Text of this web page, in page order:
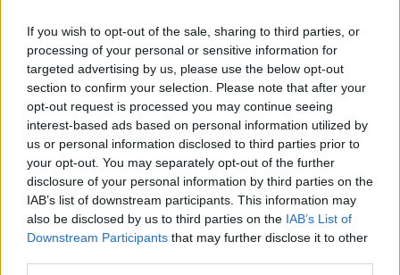
If you wish to opt-out of the sale, sharing to third parties, or
processing of your personal or sensitive information for
targeted advertising by us, please use the below opt-out
section to confirm your selection. Please note that after your
opt-out request is processed you may continue seeing
interest-based ads based on personal information utilized by
us or personal information disclosed to third parties prior to
your opt-out. You may separately opt-out of the further
disclosure of your personal information by third parties on the
IAB’s list of downstream participants. This information may
also be disclosed by us to third parties on the IAB’s List of
Downstream Participants that may further disclose it to other
"Un desafío que fortalecerá el conjunto
del Archipiélago, desde La Graciosa
hasta El Hierro, pasando por
Lanzarote, Fuerteventura, Gran
Canaria, Tenerife, La Palma y La
Gomera, todas representadas en el
conjunto de símbolos que
compartimos", concluyó Bergaz.
Escribir un comentario
Nombre